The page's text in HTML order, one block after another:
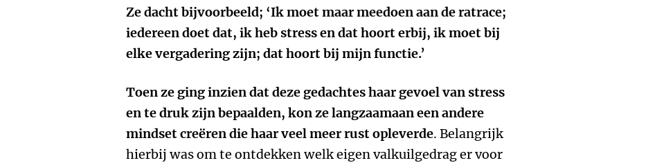
Ze dacht bijvoorbeeld; ‘Ik moet maar meedoen aan de ratrace;
iedereen doet dat, ik heb stress en dat hoort erbij, ik moet bij
elke vergadering zijn; dat hoort bij mijn functie.’
Toen ze ging inzien dat deze gedachtes haar gevoel van stress
en te druk zijn bepaalden, kon ze langzaamaan een andere
mindset creëren die haar veel meer rust opleverde. Belangrijk
hierbij was om te ontdekken welk eigen valkuilgedrag er voor